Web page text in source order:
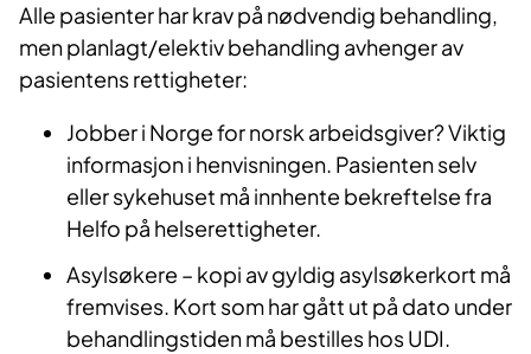
Alle pasienter har krav på nødvendig behandling,
men planlagt/elektiv behandling avhenger av
pasientens rettigheter:
Jobber i Norge for norsk arbeidsgiver? Viktig
informasjon i henvisningen. Pasienten selv
eller sykehuset må innhente bekreftelse fra
Helfo på helserettigheter.
Asylsøkere – kopi av gyldig asylsøkerkort må
fremvises. Kort som har gått ut på dato under
behandlingstiden må bestilles hos UDI.